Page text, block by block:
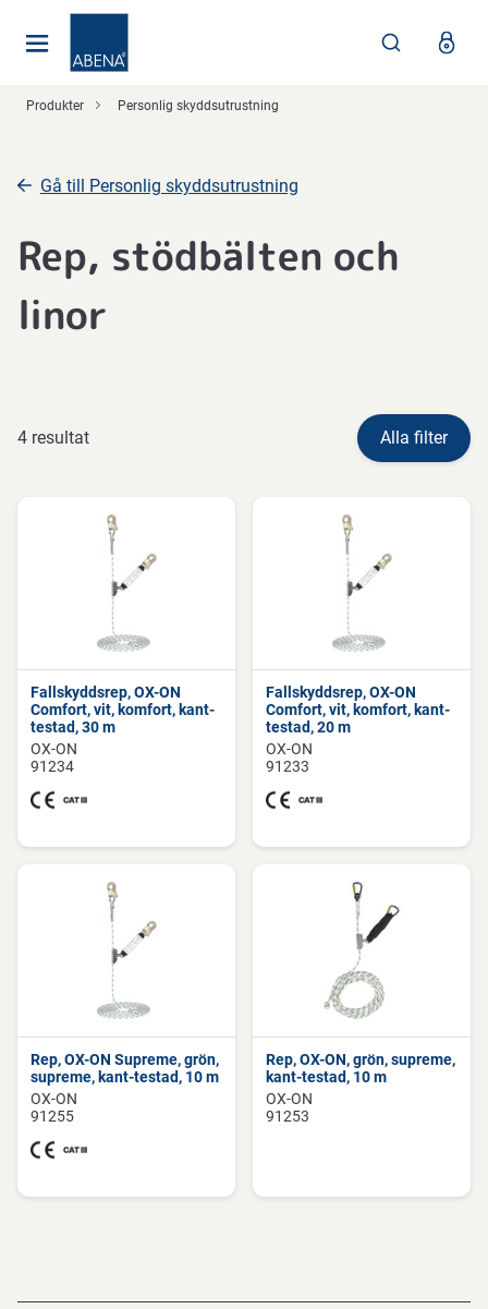
Produkter Personlig skyddsutrustning
Gå till Personlig skyddsutrustning
Rep, stödbälten och
linor
4 resultat Alla filter
Fallskyddsrep, OX-ON
Comfort, vit, komfort, kant-
testad, 30 m
OX-ON
91234
Fallskyddsrep, OX-ON
Comfort, vit, komfort, kant-
testad, 20 m
OX-ON
91233
Rep, OX-ON Supreme, grön,
supreme, kant-testad, 10 m
OX-ON
91255
Rep, OX-ON, grön, supreme,
kant-testad, 10 m
OX-ON
91253